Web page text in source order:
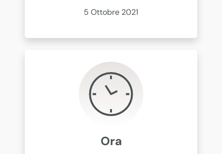
5 Ottobre 2021
Ora